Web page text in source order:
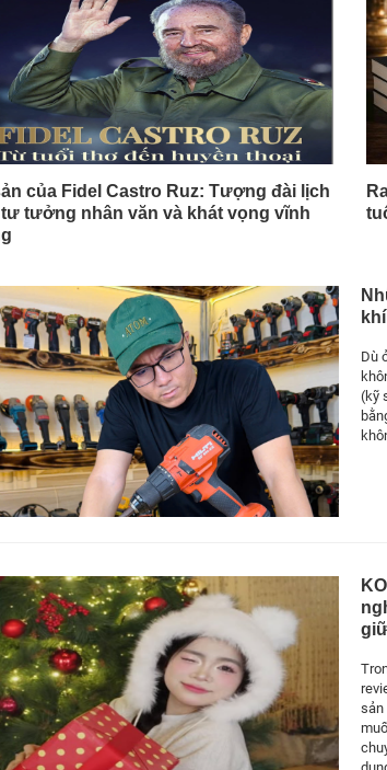
của Fidel Castro Ruz: Tượng đài lịch
tưởng nhân văn và khát vọng vĩnh
Dù
(kỹ
sản